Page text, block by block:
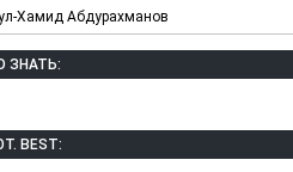
Хамид Абдурахманов
ЗНАТЬ:
BEST: